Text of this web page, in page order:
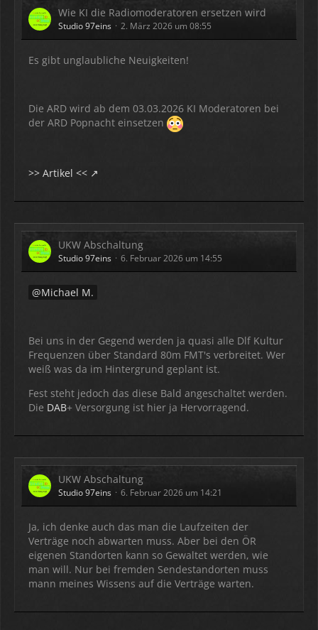
Wie KI die Radiomoderatoren ersetzen wird
Studio 97eins 2. März 2026 um 08:55
Es gibt unglaubliche Neuigkeiten!
Die ARD wird ab dem 03.03.2026 KI Moderatoren bei
der ARD Popnacht einsetzen
>> Artikel <<
UKW Abschaltung
Studio 97eins 6. Februar 2026 um 14:55
Michael M.
Bei uns in der Gegend werden ja quasi alle Dlf Kultur
Frequenzen über Standard 80m FMT's verbreitet. Wer
weiß was da im Hintergrund geplant ist.
Fest steht jedoch das diese Bald angeschaltet werden.
Die DAB+ Versorgung ist hier ja Hervorragend.
UKW Abschaltung
Studio 97eins 6. Februar 2026 um 14:21
Ja, ich denke auch das man die Laufzeiten der
Verträge noch abwarten muss. Aber bei den ÖR
eigenen Standorten kann so Gewaltet werden, wie
man will. Nur bei fremden Sendestandorten muss
mann meines Wissens auf die Verträge warten.